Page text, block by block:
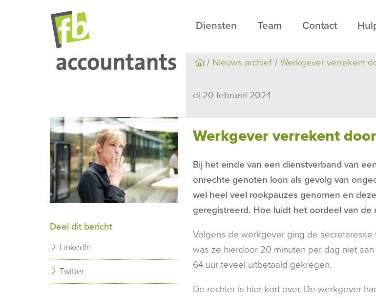
Diensten Team Contact
Nieuws archief Werkgever verrekent
di 20 februari 2024
Werkgever verrekent
Bij het einde van een dienstverband van
onrechte genoten loon als gevolg van
wel heel veel rookpauzes genomen en
geregistreerd. Hoe luidt het oordeel van de
Volgens de werkgever ging de
was ze hierdoor 20 minuten per dag niet
64 uur teveel uitbetaald gekregen.
De rechter is hier kort over. De werkgever
Deel dit bericht
LinkedIn
Twitter